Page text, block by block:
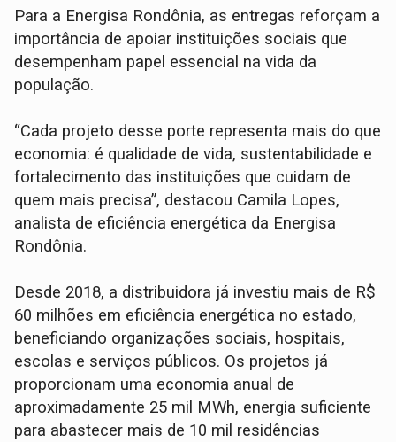
Para a Energisa Rondônia, as entregas reforçam a
importância de apoiar instituições sociais que
desempenham papel essencial na vida da
população.
“Cada projeto desse porte representa mais do que
economia: é qualidade de vida, sustentabilidade e
fortalecimento das instituições que cuidam de
quem mais precisa”, destacou Camila Lopes,
analista de eficiência energética da Energisa
Rondônia.
Desde 2018, a distribuidora já investiu mais de R$
60 milhões em eficiência energética no estado,
beneficiando organizações sociais, hospitais,
escolas e serviços públicos. Os projetos já
proporcionam uma economia anual de
aproximadamente 25 mil MWh, energia suficiente
para abastecer mais de 10 mil residências